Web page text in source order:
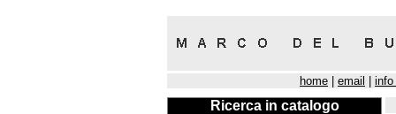
home email info
Ricerca in catalogo